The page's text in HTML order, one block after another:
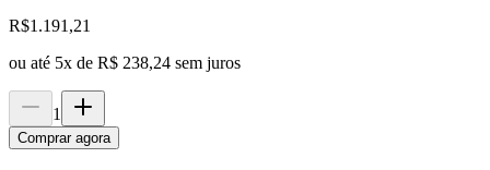
R$1.191,21
ou até 5x de R$ 238,24 sem juros
1
Comprar agora